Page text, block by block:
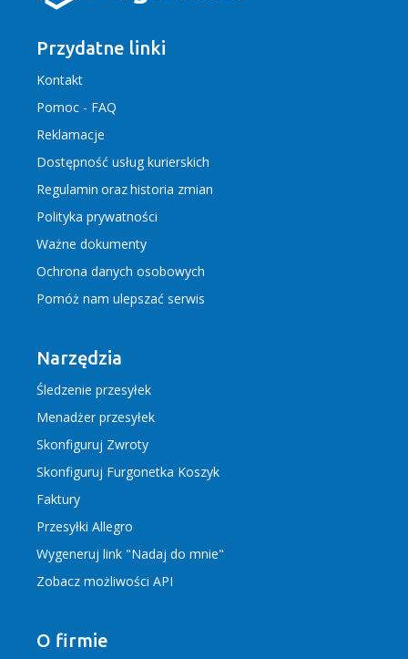
Przydatne linki
Kontakt
Pomoc - FAQ
Reklamacje
Dostępność usług kurierskich
Regulamin orazhistoria zmian
Polityka prywatności
Ważne dokumenty
Ochrona danych osobowych
Pomóż nam ulepszać serwis
Narzędzia
Śledzenie przesyłek
Menadżer przesyłek
Skonfiguruj Zwroty
Skonfiguruj Furgonetka Koszyk
Faktury
Przesyłki Allegro
Wygeneruj link "Nadaj do mnie"
Zobacz możliwości API
O firmie